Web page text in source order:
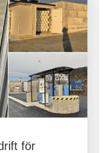
för